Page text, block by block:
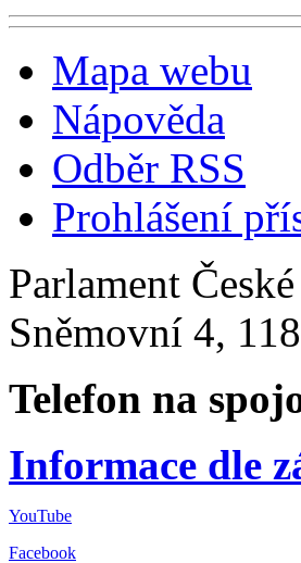
Mapa webu
Nápověda
Odběr RSS
Prohlášení
Parlament
Sněmovní 4,
Telefon na
Informace dle
YouTube
Facebook